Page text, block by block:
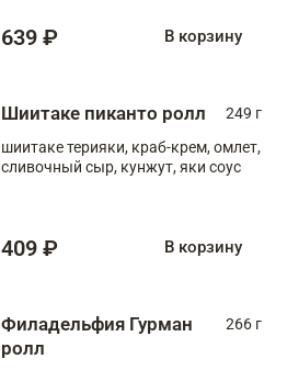
639 ₽ В корзину
Шиитаке пиканто ролл
249 г
шиитаке терияки, краб-крем, омлет,
сливочный сыр, кунжут, яки соус
409 ₽ В корзину
Филадельфия Гурман
ролл
266 г